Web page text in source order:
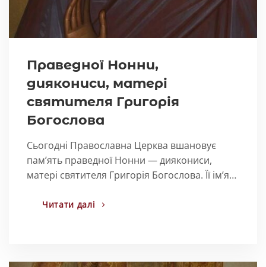
Праведної Нонни,
диякониси, матері
святителя Григорія
Богослова
Сьогодні Православна Церква вшановує
пам’ять праведної Нонни — диякониси,
матері святителя Григорія Богослова. Її ім’я…
Читати далі